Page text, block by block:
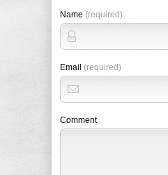
Name (required)
Email (required)
Comment